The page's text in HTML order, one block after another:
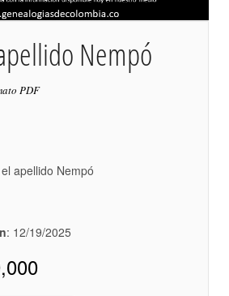
Nempó
PDF
apellido Nempó
: 12/19/2025